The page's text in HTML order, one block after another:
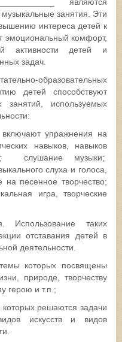
занятия. Эти
интереса детей к
эмоциональный комфорт,
активности детей и
задач.
образовательных
детей способствуют
используемых
упражнения на
навыков, навыков
слушание музыки;
слуха и голоса,
на песенное творчество;
игра, творческие
Использование таких
отставания детей в
деятельности.
которых посвящены
природе, творчеству
герою и т.п.;
решаются задачи
искусств и видов